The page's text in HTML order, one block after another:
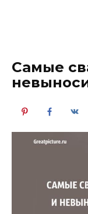
Самые